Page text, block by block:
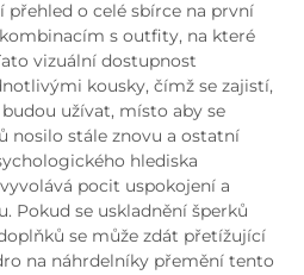
o celé sbírce na první
s outfity, na které
vizuální dostupnost
kousky, čímž se zajistí,
užívat, místo aby se
nosilo stále znovu a ostatní
hlediska
pocit uspokojení a
Pokud se uskladnění šperků
se může zdát přetížující
na náhrdelníky přemění tento